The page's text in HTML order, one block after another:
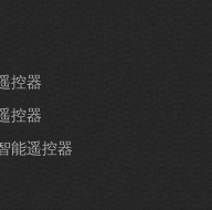
控器
控器
能遥控器